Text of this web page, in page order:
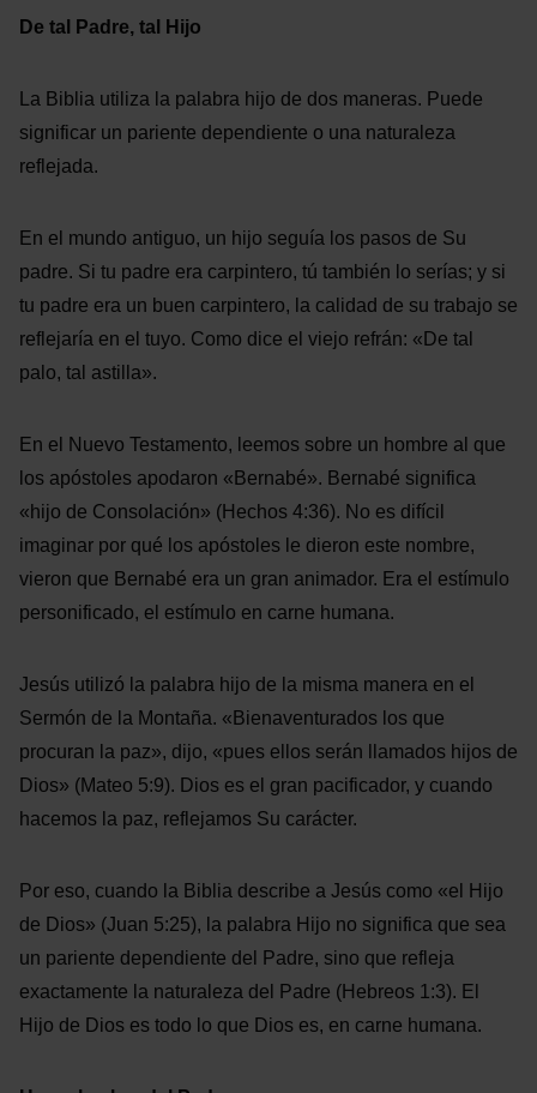
De tal Padre, tal Hijo
La Biblia utiliza la palabra hijo de dos maneras. Puede
significar un pariente dependiente o una naturaleza
reflejada.
En el mundo antiguo, un hijo seguía los pasos de Su
padre. Si tu padre era carpintero, tú también lo serías; y si
tu padre era un buen carpintero, la calidad de su trabajo se
reflejaría en el tuyo. Como dice el viejo refrán: «De tal
palo, tal astilla».
En el Nuevo Testamento, leemos sobre un hombre al que
los apóstoles apodaron «Bernabé». Bernabé significa
«hijo de Consolación» (Hechos 4:36). No es difícil
imaginar por qué los apóstoles le dieron este nombre,
vieron que Bernabé era un gran animador. Era el estímulo
personificado, el estímulo en carne humana.
Jesús utilizó la palabra hijo de la misma manera en el
Sermón de la Montaña. «Bienaventurados los que
procuran la paz», dijo, «pues ellos serán llamados hijos de
Dios» (Mateo 5:9). Dios es el gran pacificador, y cuando
hacemos la paz, reflejamos Su carácter.
Por eso, cuando la Biblia describe a Jesús como «el Hijo
de Dios» (Juan 5:25), la palabra Hijo no significa que sea
un pariente dependiente del Padre, sino que refleja
exactamente la naturaleza del Padre (Hebreos 1:3). El
Hijo de Dios es todo lo que Dios es, en carne humana.